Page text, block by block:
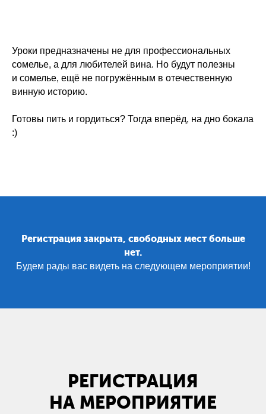
Уроки предназначены не для профессиональных
сомелье, а для любителей вина. Но будут полезны
и сомелье, ещё не погружённым в отечественную
винную историю.
Готовы пить и гордиться? Тогда вперёд, на дно бокала
:)
Регистрация закрыта, свободных мест больше
нет.
Будем рады вас видеть на следующем мероприятии!
РЕГИСТРАЦИЯ
НА МЕРОПРИЯТИЕ